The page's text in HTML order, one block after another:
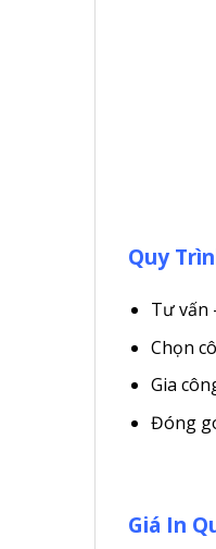
Quy
Tư vấn
Chọn
Gia
Đóng
Giá In